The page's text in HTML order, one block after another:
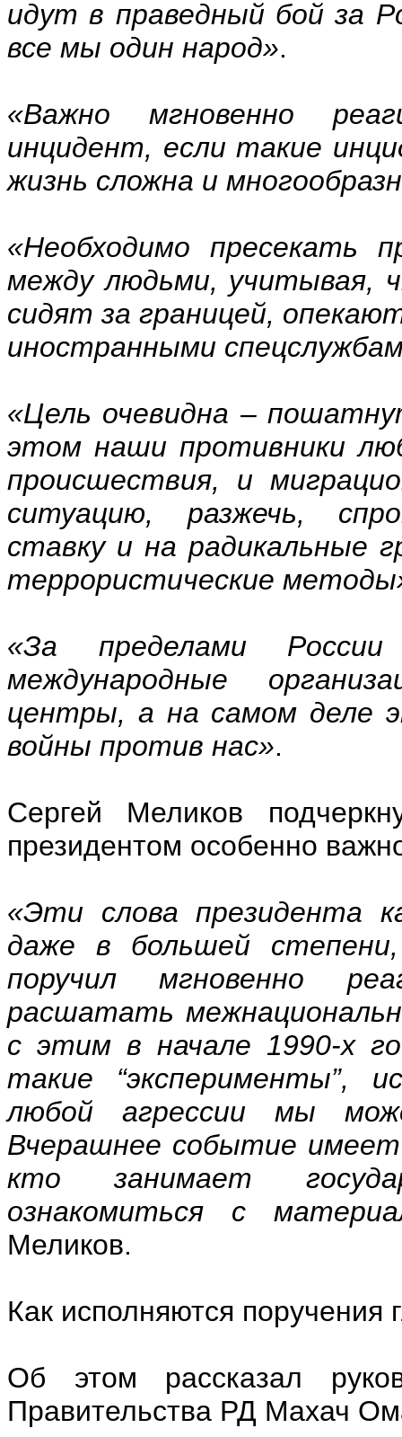
идут в праведный бой за
все мы один народ».
«Важно мгновенно
инцидент, если такие
жизнь сложна и
«Необходимо пресекать
между людьми, учитывая,
сидят за границей,
иностранными
«Цель очевидна –
этом наши противники
происшествия, и
ситуацию, разжечь,
ставку и на радикальные
террористические
«За пределами
международные
центры, а на самом деле
войны против нас».
Сергей Меликов
президентом особенно
«Эти слова президента
даже в большей
поручил мгновенно
расшатать
с этим в начале 1990-х
такие “эксперименты”,
любой агрессии мы
Вчерашнее событие имеет
кто занимает
ознакомиться с
Меликов.
Как исполняются поручения
Об этом рассказал
Правительства РД Махач